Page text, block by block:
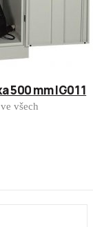
500 mm IG011
všech